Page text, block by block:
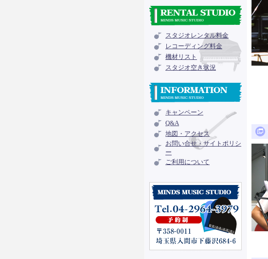
スタジオレンタル料金
レコーディング料金
機材リスト
スタジオ空き状況
キャンペーン
Q&A
地図・アクセス
お問い合せ・サイトポリシ
ー
ご利用について